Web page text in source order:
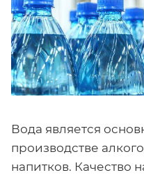
Вода является
производстве
напитков. Качество